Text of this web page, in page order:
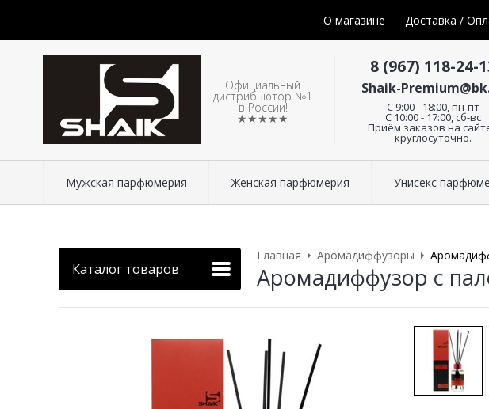
О магазине Доставка /
Официальный
дистрибьютор №1
в России!
★★★★★
8 (967) 118-24-
Shaik-
C 9:00 - 18:00, пн-пт
С 10:00 - 17:00, сб-вс
Приём заказов на
круглосуточно.
Мужская парфюмерия Женская парфюмерия Унисекс
Каталог товаров
Главная Аромадиффузоры
Аромадиффузор с